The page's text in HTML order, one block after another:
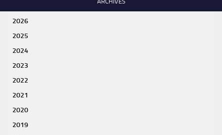
2026
2025
2024
2023
2022
2021
2020
2019